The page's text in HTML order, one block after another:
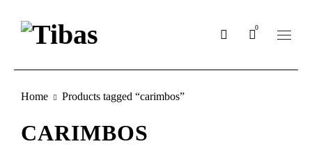
0
Home Products tagged “carimbos”
CARIMBOS